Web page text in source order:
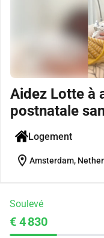
Aidez Lotte à
postnatale
Logement
location_on Amsterdam,
Soulevé
€ 4 830